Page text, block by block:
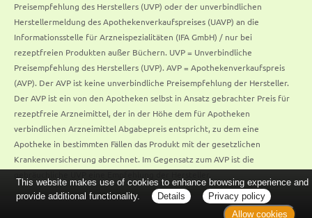
Preisempfehlung des Herstellers (UVP) oder der unverbindlichen
Herstellermeldung des Apothekenverkaufspreises (UAVP) an die
Informationsstelle für Arzneispezialitäten (IFA GmbH) / nur bei
rezeptfreien Produkten außer Büchern. UVP = Unverbindliche
Preisempfehlung des Herstellers (UVP). AVP = Apothekenverkaufspreis
(AVP). Der AVP ist keine unverbindliche Preisempfehlung der Hersteller.
Der AVP ist ein von den Apotheken selbst in Ansatz gebrachter Preis für
rezeptfreie Arzneimittel, der in der Höhe dem für Apotheken
verbindlichen Arzneimittel Abgabepreis entspricht, zu dem eine
Apotheke in bestimmten Fällen das Produkt mit der gesetzlichen
Krankenversicherung abrechnet. Im Gegensatz zum AVP ist die
This website makes use of cookies to enhance browsing experience and
provide additional functionality.
Details
Privacy policy
Allow cookies